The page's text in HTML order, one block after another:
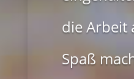
die Arbeit
Spaß